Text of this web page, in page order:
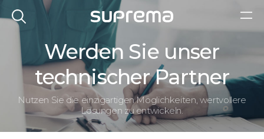
Werden Sie unser
technischer Partner
Nutzen Sie die einzigartigen Möglichkeiten, wertvollere
Lösungen zu entwickeln.